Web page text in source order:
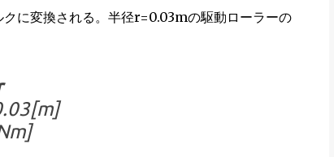
に変換される。半径r=0.03mの駆動ローラーの